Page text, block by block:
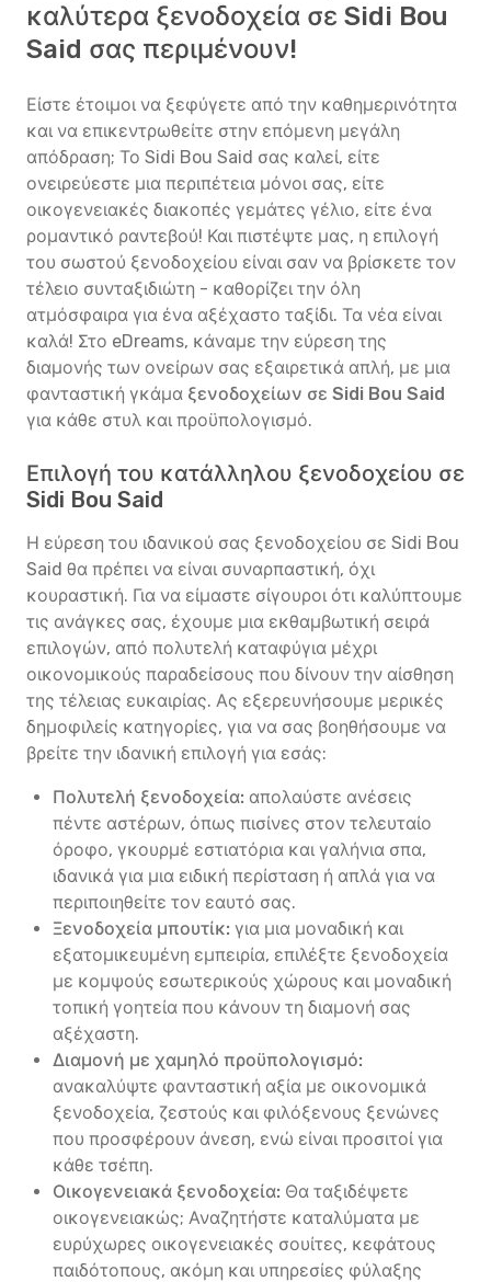
καλύτερα ξενοδοχεία σε Sidi Bou
Said σας περιμένουν!
Είστε έτοιμοι να ξεφύγετε από την καθημερινότητα
και να επικεντρωθείτε στην επόμενη μεγάλη
απόδραση; Το Sidi Bou Said σας καλεί, είτε
ονειρεύεστε μια περιπέτεια μόνοι σας, είτε
οικογενειακές διακοπές γεμάτες γέλιο, είτε ένα
ρομαντικό ραντεβού! Και πιστέψτε μας, η επιλογή
του σωστού ξενοδοχείου είναι σαν να βρίσκετε τον
τέλειο συνταξιδιώτη - καθορίζει την όλη
ατμόσφαιρα για ένα αξέχαστο ταξίδι. Τα νέα είναι
καλά! Στο eDreams, κάναμε την εύρεση της
διαμονής των ονείρων σας εξαιρετικά απλή, με μια
φανταστική γκάμα ξενοδοχείων σε Sidi Bou Said
για κάθε στυλ και προϋπολογισμό.
Επιλογή του κατάλληλου ξενοδοχείου σε
Sidi Bou Said
Η εύρεση του ιδανικού σας ξενοδοχείου σε Sidi Bou
Said θα πρέπει να είναι συναρπαστική, όχι
κουραστική. Για να είμαστε σίγουροι ότι καλύπτουμε
τις ανάγκες σας, έχουμε μια εκθαμβωτική σειρά
επιλογών, από πολυτελή καταφύγια μέχρι
οικονομικούς παραδείσους που δίνουν την αίσθηση
της τέλειας ευκαιρίας. Ας εξερευνήσουμε μερικές
δημοφιλείς κατηγορίες, για να σας βοηθήσουμε να
βρείτε την ιδανική επιλογή για εσάς:
Πολυτελή ξενοδοχεία: απολαύστε ανέσεις
πέντε αστέρων, όπως πισίνες στον τελευταίο
όροφο, γκουρμέ εστιατόρια και γαλήνια σπα,
ιδανικά για μια ειδική περίσταση ή απλά για να
περιποιηθείτε τον εαυτό σας.
Ξενοδοχεία μπουτίκ: για μια μοναδική και
εξατομικευμένη εμπειρία, επιλέξτε ξενοδοχεία
με κομψούς εσωτερικούς χώρους και μοναδική
τοπική γοητεία που κάνουν τη διαμονή σας
αξέχαστη.
Διαμονή με χαμηλό προϋπολογισμό:
ανακαλύψτε φανταστική αξία με οικονομικά
ξενοδοχεία, ζεστούς και φιλόξενους ξενώνες
που προσφέρουν άνεση, ενώ είναι προσιτοί για
κάθε τσέπη.
Οικογενειακά ξενοδοχεία: Θα ταξιδέψετε
οικογενειακώς; Αναζητήστε καταλύματα με
ευρύχωρες οικογενειακές σουίτες, κεφάτους
παιδότοπους, ακόμη και υπηρεσίες φύλαξης